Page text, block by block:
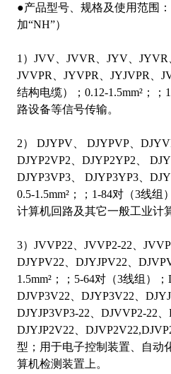
●产品型号、规格及使用范围
加“NH”）
1）JVV、JVVR、JYV、JYVR
JVVPR、JYVPR、JYJVPR、
结构电缆）；0.12-1.5mm²；
路设备等信号传输。
2） DJYPV、 DJYPVP、
DJYP2VP2、DJYP2YP2、
DJYP3VP3、 DJYP3YP3、
0.5-1.5mm²；；1-84对（3线
计算机回路及其它一般工业计
3）JVVP22、JVVP2-22、
DJYPV22、DJYJPV22、
1.5mm²；；5-64对（3线组）
DJVP3V22、DJYP3V22、
DJYJP3VP3-22、DJVVP2-22
DJYJP2V22、
型；用于电子控制装置、自动
算机检测装置上。